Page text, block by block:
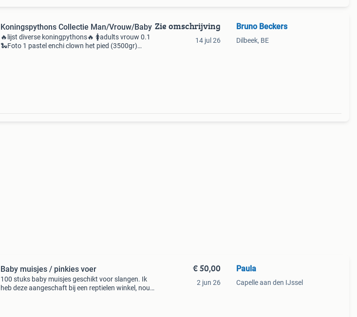
Koningspythons Collectie Man/Vrouw/Baby
🔥lijst diverse koningpythons🔥 🚺adults vrouw 0.1
🐍Foto 1 pastel enchi clown het pied (3500gr)
Zie omschrijving
14 jul 26
Bruno Beckers
Dilbeek, BE
Baby muisjes / pinkies voer
100 stuks baby muisjes geschikt voor slangen. Ik
heb deze aangeschaft bij een reptielen winkel, nou
€ 50,00
2 jun 26
Paula
Capelle aan den IJssel